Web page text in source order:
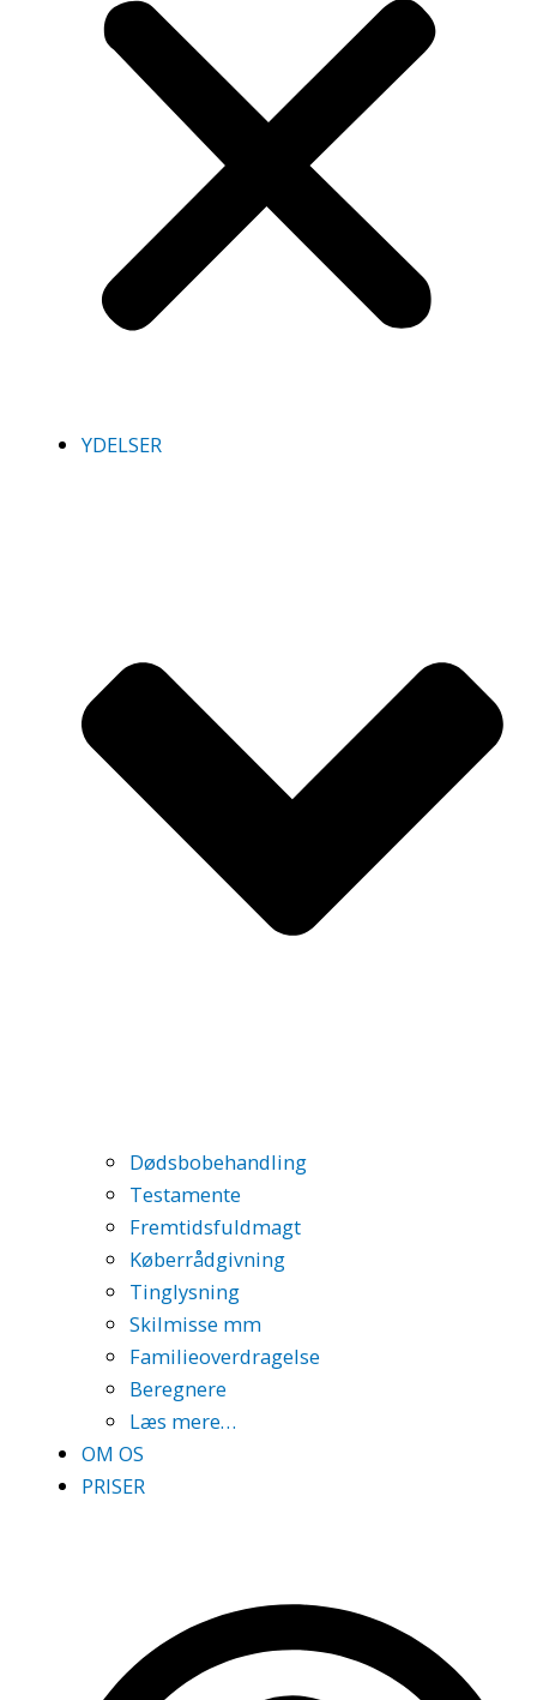
YDELSER
Dødsbobehandling
Testamente
Fremtidsfuldmagt
Køberrådgivning
Tinglysning
Skilmisse mm
Familieoverdragelse
Beregnere
Læs mere…
OM OS
PRISER